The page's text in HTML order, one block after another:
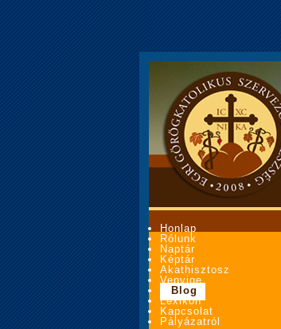
Honlap
Rólunk
Naptár
Képtár
Akathisztosz
Venyige
Blog
Lexikon
Kapcsolat
Pályázatról